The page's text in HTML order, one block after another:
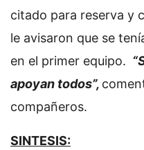
citado para reserva y
le avisaron que se
en el primer equipo.
apoyan todos”,
compañeros.
SINTESIS: